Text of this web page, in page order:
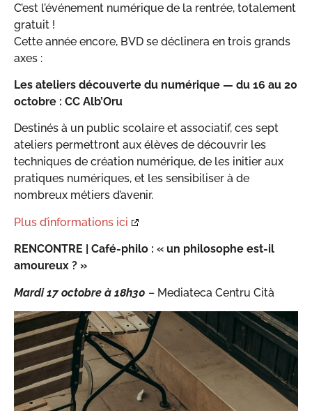
C’est l’événement numérique de la rentrée, totalement
gratuit !
Cette année encore, BVD se déclinera en trois grands
axes :
Les ateliers découverte du numérique — du 16 au 20
octobre : CC Alb’Oru
Destinés à un public scolaire et associatif, ces sept
ateliers permettront aux élèves de découvrir les
techniques de création numérique, de les initier aux
pratiques numériques, et les sensibiliser à de
nombreux métiers d’avenir.
Plus d’informations ici
RENCONTRE |
Café-philo : « un philosophe est-il
amoureux ? »
Mardi 17 octobre à 18h30 – Mediateca Centru Cità